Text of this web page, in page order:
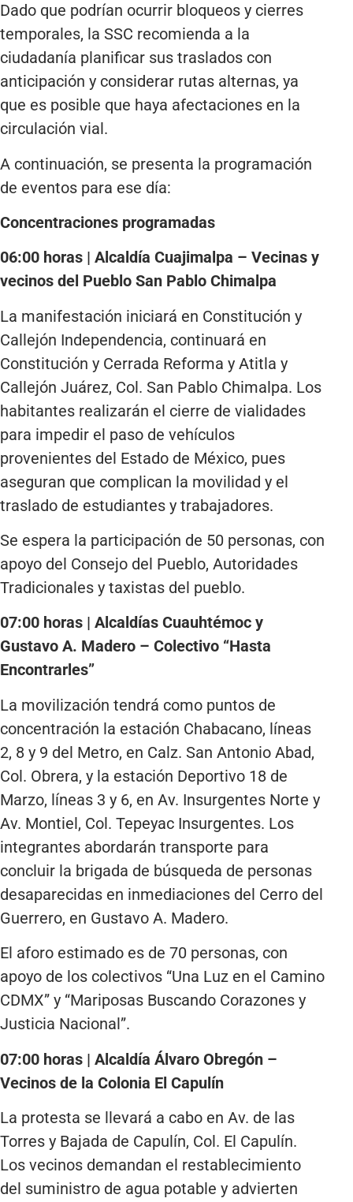
Dado que podrían ocurrir bloqueos y cierres
temporales, la SSC recomienda a la
ciudadanía planificar sus traslados con
anticipación y considerar rutas alternas, ya
que es posible que haya afectaciones en la
circulación vial.
A continuación, se presenta la programación
de eventos para ese día:
Concentraciones programadas
06:00 horas | Alcaldía Cuajimalpa – Vecinas y
vecinos del Pueblo San Pablo Chimalpa
La manifestación iniciará en Constitución y
Callejón Independencia, continuará en
Constitución y Cerrada Reforma y Atitla y
Callejón Juárez, Col. San Pablo Chimalpa. Los
habitantes realizarán el cierre de vialidades
para impedir el paso de vehículos
provenientes del Estado de México, pues
aseguran que complican la movilidad y el
traslado de estudiantes y trabajadores.
Se espera la participación de 50 personas, con
apoyo del Consejo del Pueblo, Autoridades
Tradicionales y taxistas del pueblo.
07:00 horas | Alcaldías Cuauhtémoc y
Gustavo A. Madero – Colectivo “Hasta
Encontrarles”
La movilización tendrá como puntos de
concentración la estación Chabacano, líneas
2, 8 y 9 del Metro, en Calz. San Antonio Abad,
Col. Obrera, y la estación Deportivo 18 de
Marzo, líneas 3 y 6, en Av. Insurgentes Norte y
Av. Montiel, Col. Tepeyac Insurgentes. Los
integrantes abordarán transporte para
concluir la brigada de búsqueda de personas
desaparecidas en inmediaciones del Cerro del
Guerrero, en Gustavo A. Madero.
El aforo estimado es de 70 personas, con
apoyo de los colectivos “Una Luz en el Camino
CDMX” y “Mariposas Buscando Corazones y
Justicia Nacional”.
07:00 horas | Alcaldía Álvaro Obregón –
Vecinos de la Colonia El Capulín
La protesta se llevará a cabo en Av. de las
Torres y Bajada de Capulín, Col. El Capulín.
Los vecinos demandan el restablecimiento
del suministro de agua potable y advierten